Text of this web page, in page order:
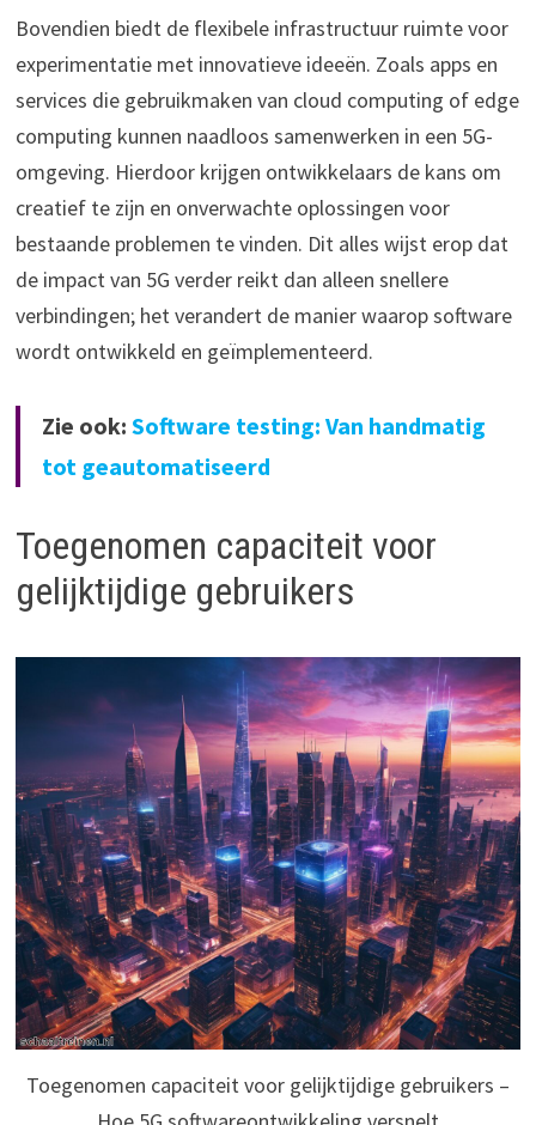
Bovendien biedt de flexibele infrastructuur ruimte voor
experimentatie met innovatieve ideeën. Zoals apps en
services die gebruikmaken van cloud computing of edge
computing kunnen naadloos samenwerken in een 5G-
omgeving. Hierdoor krijgen ontwikkelaars de kans om
creatief te zijn en onverwachte oplossingen voor
bestaande problemen te vinden. Dit alles wijst erop dat
de impact van 5G verder reikt dan alleen snellere
verbindingen; het verandert de manier waarop software
wordt ontwikkeld en geïmplementeerd.
Zie ook: Software testing: Van handmatig
tot geautomatiseerd
Toegenomen capaciteit voor
gelijktijdige gebruikers
Toegenomen capaciteit voor gelijktijdige gebruikers –